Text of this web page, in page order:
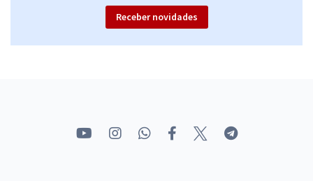
Receber novidades